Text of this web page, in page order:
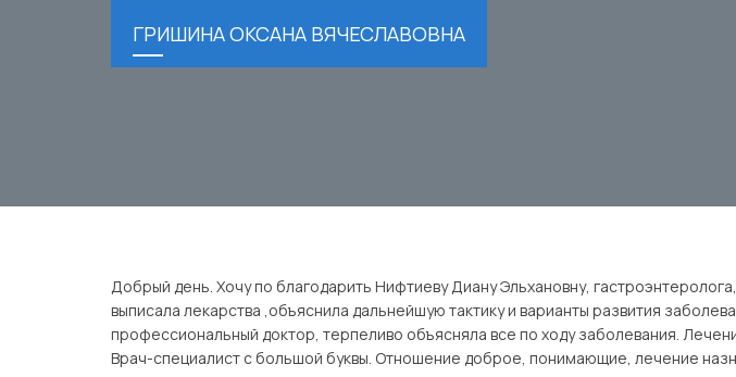
ГРИШИНА ОКСАНА ВЯЧЕСЛАВОВНА
Добрый день. Хочу по благодарить Нифтиеву Диану Эльхановну,
выписала лекарства ,объяснила дальнейшую тактику и варианты развития
профессиональный доктор, терпеливо объясняла все по ходу заболевания.
Врач-специалист с большой буквы. Отношение доброе, понимающие, лечение